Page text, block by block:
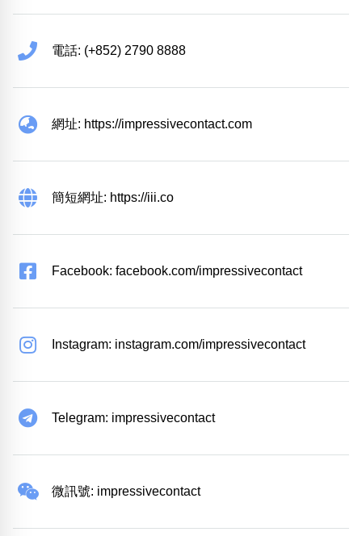
電話: (+852) 2790 8888
網址: https://impressivecontact.com
簡短網址: https://iii.co
Facebook: facebook.com/impressivecontact
Instagram: instagram.com/impressivecontact
Telegram: impressivecontact
微訊號: impressivecontact